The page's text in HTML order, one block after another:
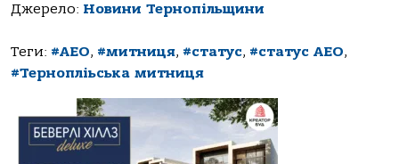
Джерело: Новини Тернопільщини
Теги: #АЕО, #митниця, #статус, #статус АЕО,
#Тернопліьська митниця